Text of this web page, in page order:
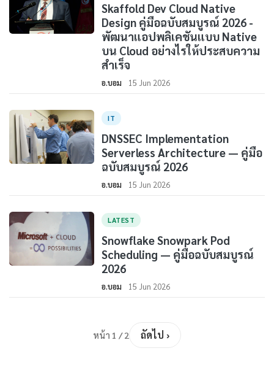
Skaffold Dev Cloud Native
Design คู่มือฉบับสมบูรณ์ 2026 -
พัฒนาแอปพลิเคชันแบบ Native
บน Cloud อย่างไรให้ประสบความ
สำเร็จ
อ.บอม 15 Jun 2026
IT
DNSSEC Implementation
Serverless Architecture — คู่มือ
ฉบับสมบูรณ์ 2026
อ.บอม 15 Jun 2026
LATEST
Snowflake Snowpark Pod
Scheduling — คู่มือฉบับสมบูรณ์
2026
อ.บอม 15 Jun 2026
หน้า 1 / 2 ถัดไป ›